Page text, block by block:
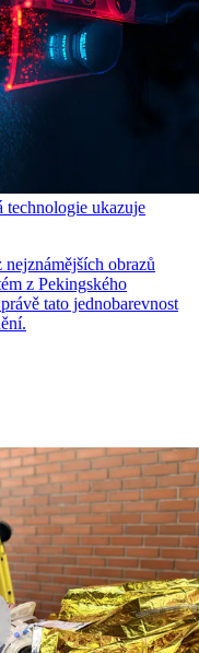
technologie ukazuje
obrazů
z Pekingského
tato jednobarevnost